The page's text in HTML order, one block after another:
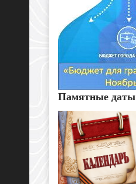
Памятные даты